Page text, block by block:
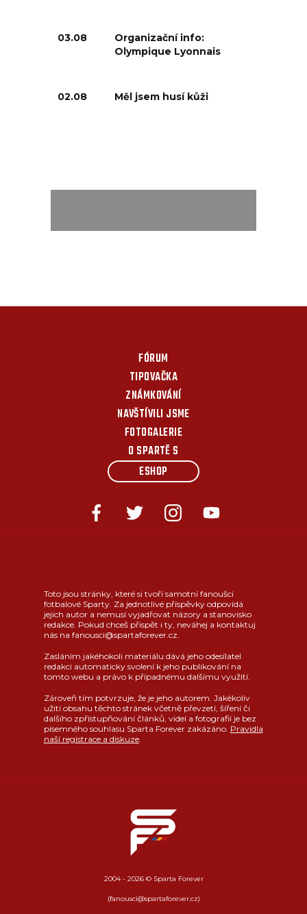
03.08
Organizační info:
Olympique Lyonnais
02.08 Měl jsem husí kůži
FÓRUM
TIPOVAČKA
ZNÁMKOVÁNÍ
NAVŠTÍVILI JSME
FOTOGALERIE
O SPARTĚ S
ESHOP
Toto jsou stránky, které si tvoří samotní fanoušci
fotbalové Sparty. Za jednotlivé příspěvky odpovídá
jejich autor a nemusí vyjadřovat názory a stanovisko
redakce. Pokud chceš přispět i ty, neváhej a kontaktuj
nás na fanousci@spartaforever.cz.
Zasláním jakéhokoli materiálu dává jeho odesílatel
redakci automaticky svolení k jeho publikování na
tomto webu a právo k případnému dalšímu využití.
Zároveň tím potvrzuje, že je jeho autorem. Jakékoliv
užití obsahu těchto stránek včetně převzetí, šíření či
dalšího zpřístupňování článků, videí a fotografií je bez
písemného souhlasu Sparta Forever zakázáno. Pravidla
naší registrace a diskuze.
2004 - 2026 © Sparta Forever
(fanousci@spartaforever.cz)